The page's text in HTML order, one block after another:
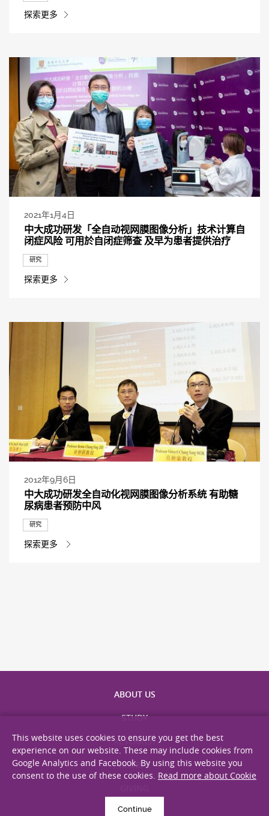
探索更多
2021年1月4日
中大成功研发「全自动视网膜图像分析」技术计算自
闭症风险 可用於自闭症筛查 及早为患者提供治疗
研究
探索更多
2012年9月6日
中大成功研发全自动化视网膜图像分析系统 有助糖
尿病患者预防中风
研究
探索更多
ABOUT US
STUDY
RESEARCH
GLOBAL
ALUMNI
This website uses cookies to ensure you get the best
experience on our website. These may include cookies from
Google Analytics and Facebook. By using this website you
consent to the use of these cookies. Read more about Cookie
Continue